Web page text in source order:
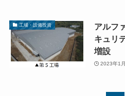
工場・設備投資
アルフ
キュリ
増設
2023年1